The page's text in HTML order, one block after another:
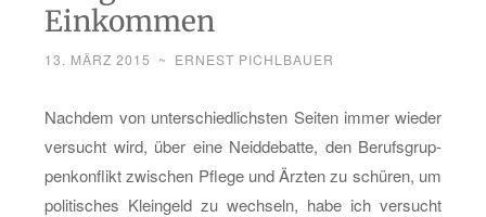
Einkommen
13. MÄRZ 2015 ~ ERNEST PICHLBAUER
Nach­dem von un­ter­schied­lichs­ten Sei­ten immer wie­der
ver­sucht wird, über eine Neid­de­bat­te, den Be­rufs­grup­
pen­kon­flikt zwi­schen Pfle­ge und Ärz­ten zu schü­ren, um
po­li­ti­sches Klein­geld zu wech­seln, habe ich ver­sucht